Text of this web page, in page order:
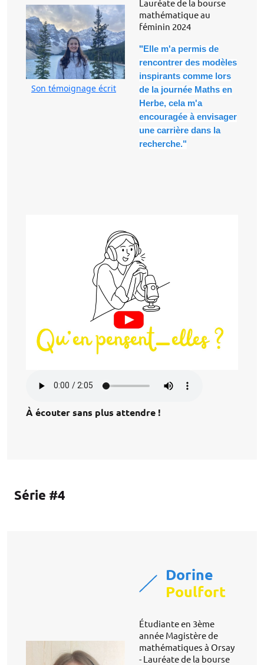
Son témoignage écrit
Lauréate de la bourse
mathématique au
féminin 2024
"Elle m'a permis de
rencontrer des modèles
inspirants comme lors
de la journée Maths en
Herbe, cela m'a
encouragée à envisager
une carrière dans la
recherche."
À écouter sans plus attendre !
Série #4
Dorine
Poulfort
Étudiante en 3ème
année Magistère de
mathématiques à Orsay
- Lauréate de la bourse